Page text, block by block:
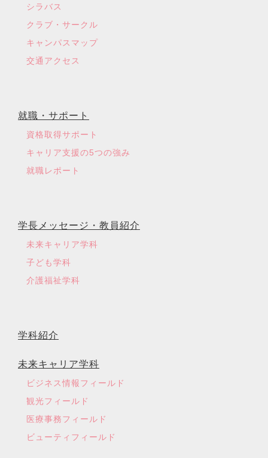
シラバス
クラブ・サークル
キャンパスマップ
交通アクセス
就職・サポート
資格取得サポート
キャリア支援の5つの強み
就職レポート
学長メッセージ・教員紹介
未来キャリア学科
子ども学科
介護福祉学科
学科紹介
未来キャリア学科
ビジネス情報フィールド
観光フィールド
医療事務フィールド
ビューティフィールド